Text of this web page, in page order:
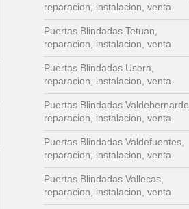
reparacion, instalacion, venta.
Puertas Blindadas Tetuan,
reparacion, instalacion, venta.
Puertas Blindadas Usera,
reparacion, instalacion, venta.
Puertas Blindadas Valdebernardo,
reparacion, instalacion, venta.
Puertas Blindadas Valdefuentes,
reparacion, instalacion, venta.
Puertas Blindadas Vallecas,
reparacion, instalacion, venta.